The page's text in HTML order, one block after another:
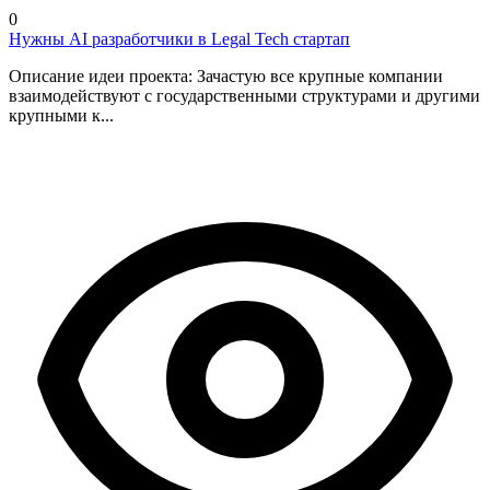
0
Нужны AI разработчики в Legal Tech стартап
Описание идеи проекта: Зачастую все крупные компании
взаимодействуют с государственными структурами и другими
крупными к...